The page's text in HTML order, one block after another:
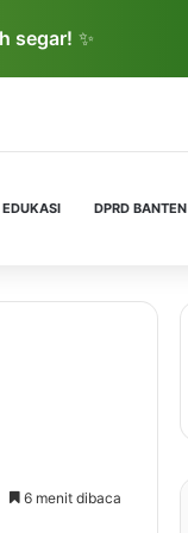
segar! ✨
EDUKASI DPRD BANTEN
6 menit dibaca